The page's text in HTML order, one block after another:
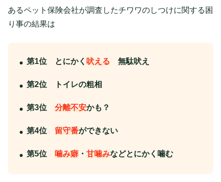
あるペット保険会社が調査したチワワのしつけに関する困
り事の結果は
第1位 とにかく 吠える 無駄吠え
第2位 トイレの粗相
第3位 分離不安かも？
第4位 留守番ができない
第5位 噛み癖 ・ 甘噛みなどとにかく噛む